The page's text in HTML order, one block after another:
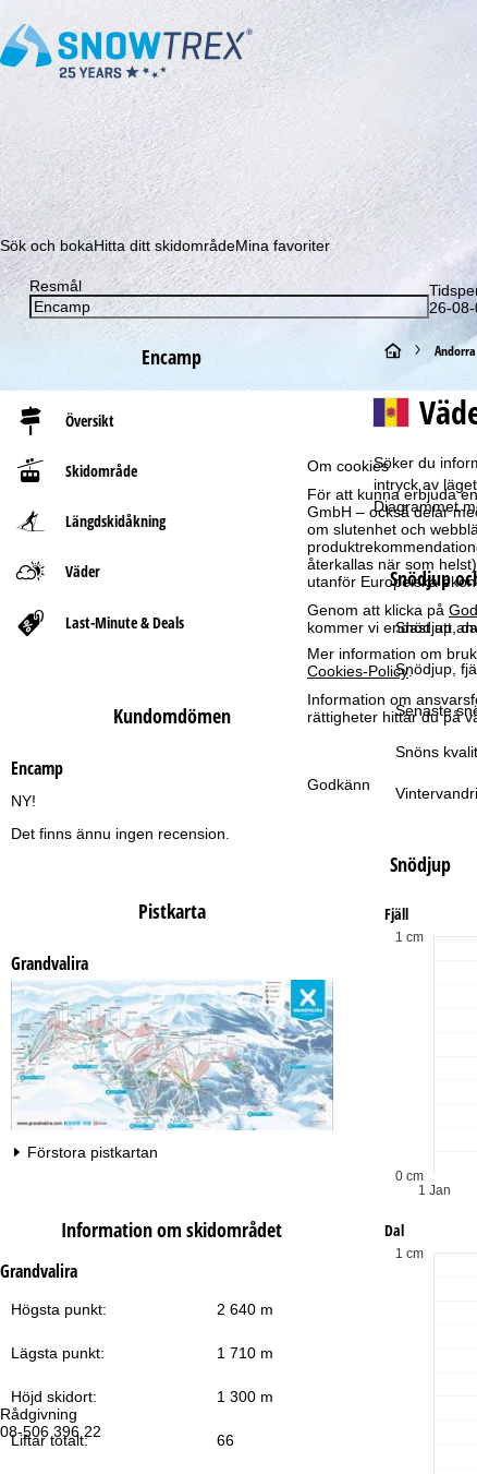
Om cookies
För att kunna erbjuda
GmbH – också delar
om slutenhet och
återkallas när som
utanför Europeiska
Genom att klicka på
kommer vi endast att
Mer information om
Cookies-Policy.
Information om
rättigheter hittar du på
Godkänn
Rådgivning
08-506 396 22
Prenumerera på vårt nyhetsbrev och missa aldrig
Sök och bokaHitta ditt skidområdeMina favoriter
Resmål
26-
Encamp
Översikt
Skidområde
Längdskidåkning
Väder
Last-Minute & Deals
Kundomdömen
Encamp
NY!
Det finns ännu ingen recension.
Pistkarta
Grandvalira
Förstora pistkartan
Information om skidområdet
Grandvalira
Högsta punkt: 2 640 m
Lägsta punkt: 1 710 m
Höjd skidort: 1 300 m
Liftar totalt: 66
S
t
r
t
s
i
d
a
Andorra
Söker du
intryck av
Diagrammet
Snödjup
Snödjup,
Snödjup,
Senaste
Snöns
Snödjup
Fjäll
1 Jan
0 cm
1 cm
Dal
1 cm